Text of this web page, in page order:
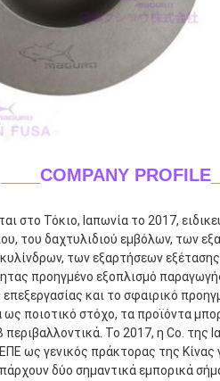
____COMPANY
στο Τόκιο, Ιαπωνία το 2017,
του δαχτυλιδιού εμβόλων, των
των εξαρτήσεων
προηγμένο εξοπλισμό
και το σφαιρικό
ως ποιοτικό στόχο, τα προϊόντα
Το 2017, η Co. της
ως γενικός πράκτορας της Κίνας
δύο σημαντικά εμπορικά